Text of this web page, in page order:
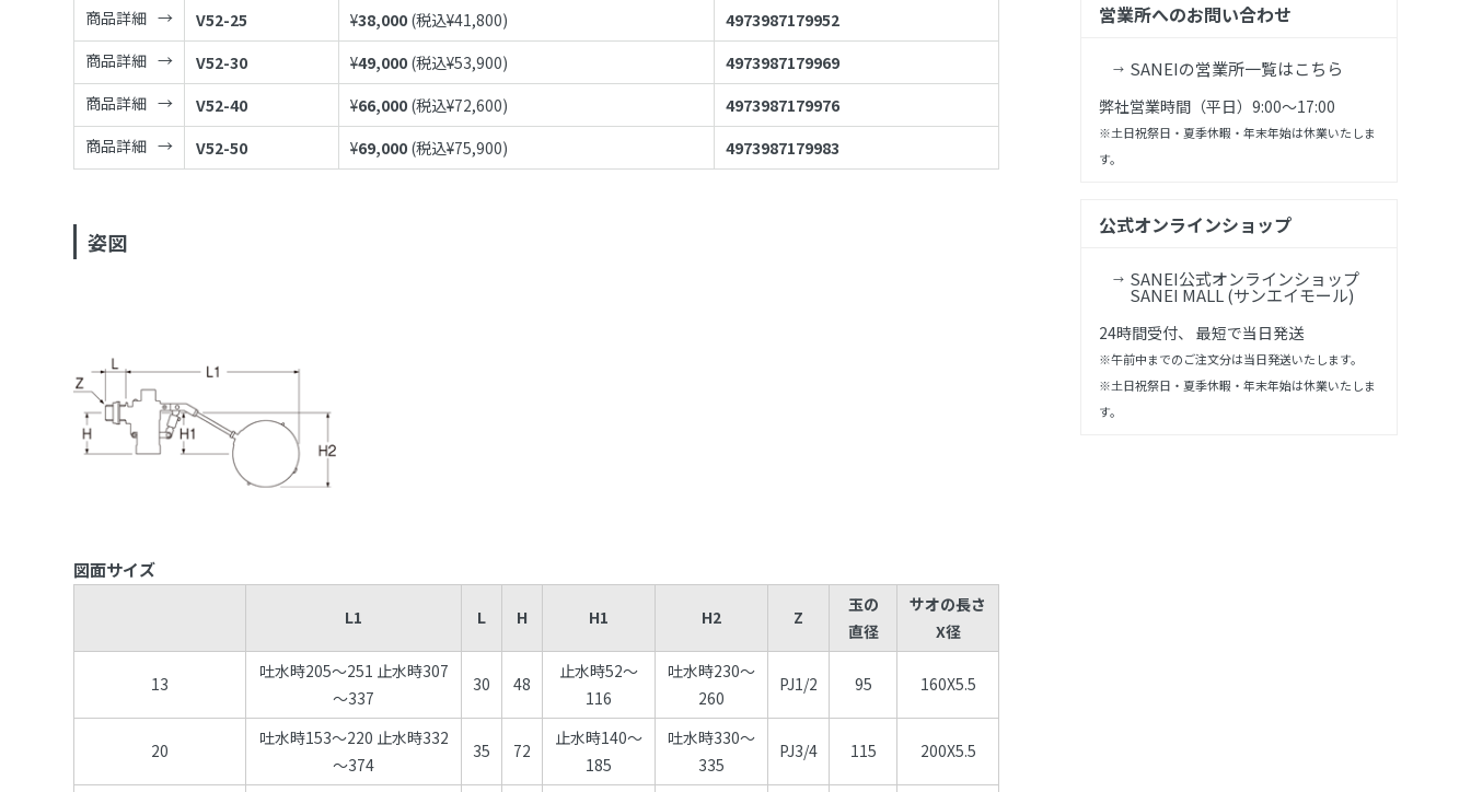
商品詳細
V52-25 ¥38,000 (税込¥41,800)
4973987179952
商品詳細
V52-30 ¥49,000 (税込¥53,900)
4973987179969
商品詳細
V52-40 ¥66,000 (税込¥72,600)
4973987179976
商品詳細
V52-50 ¥69,000 (税込¥75,900) 4973987179983
姿図
図面サイズ
L1 L H H1 H2 Z
玉の
直径
サオの長さ
X径
13
吐水時205～251 止水時307
～337
30 48
止水時52～
116
吐水時230～
260
PJ1/2 95 160X5.5
20
吐水時153～220 止水時332
～374
35 72
止水時140～
185
吐水時330～
335
PJ3/4 115 200X5.5
営業所へのお問い合わせ
SANEIの営業所一覧はこちら
弊社営業時間（平日）9:00～17:00
※土日祝祭日・夏季休暇・年末年始は休業いたしま
す。
公式オンラインショップ
SANEI公式オンラインショップ
SANEI MALL (サンエイモール)
24時間受付、 最短で当日発送
※午前中までのご注文分は当日発送いたします。
※土日祝祭日・夏季休暇・年末年始は休業いたしま
す。